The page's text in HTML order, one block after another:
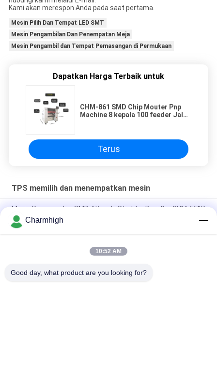
Kami akan merespon Anda pada saat pertama.
Mesin Pilih Dan Tempat LED SMT
Mesin Pengambilan Dan Penempatan Meja
Mesin Pengambil dan Tempat Pemasangan di Permukaan
Dapatkan Harga Terbaik untuk
CHM-861 SMD Chip Mouter Pnp
Machine 8 kepala 100 feeder Jalur
Terus
TPS memilih dan menempatkan mesin
Mesin Penempatan SMD 4 Kepala Struktur Besi Cor CHM-551P
Desain sempit TC06 Modul presisi tinggi SMT Pick and Place
Machine 6 Kepala Dukungan 01005
Charmhigh TM08 PCBA Manufaktur Mesin Penempatan
Charmhigh
10:52 AM
Good day, what product are you looking for?